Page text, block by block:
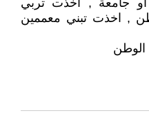
او جامعة , اخذت تربي
, اخذت تبني معممين
الوطن